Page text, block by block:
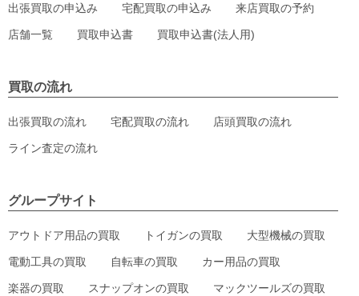
出張買取の申込み 宅配買取の申込み 来店買取の予約
店舗一覧 買取申込書 買取申込書(法人用)
買取の流れ
出張買取の流れ 宅配買取の流れ 店頭買取の流れ
ライン査定の流れ
グループサイト
アウトドア用品の買取 トイガンの買取 大型機械の買取
電動工具の買取 自転車の買取 カー用品の買取
楽器の買取 スナップオンの買取 マックツールズの買取